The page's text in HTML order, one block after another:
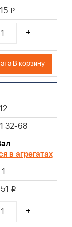
i
+
В корзину
12
32-68
в агрегатах
1
i
+